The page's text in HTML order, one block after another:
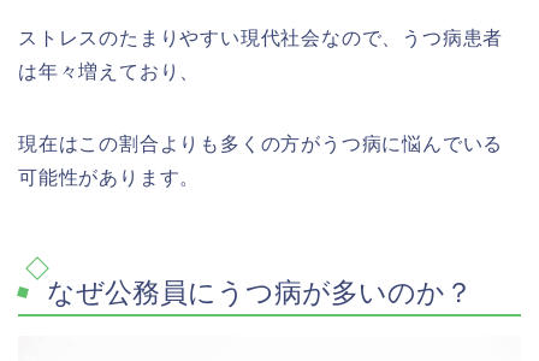
ストレスのたまりやすい現代社会なので、うつ病患者
は年々増えており、
現在はこの割合よりも多くの方がうつ病に悩んでいる
可能性があります。
なぜ公務員にうつ病が多いのか？